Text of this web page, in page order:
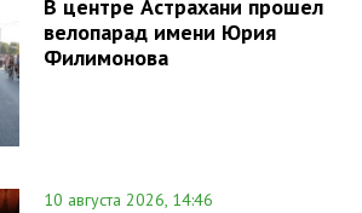
В центре Астрахани прошел
велопарад имени Юрия
Филимонова
10 августа 2026, 14:46